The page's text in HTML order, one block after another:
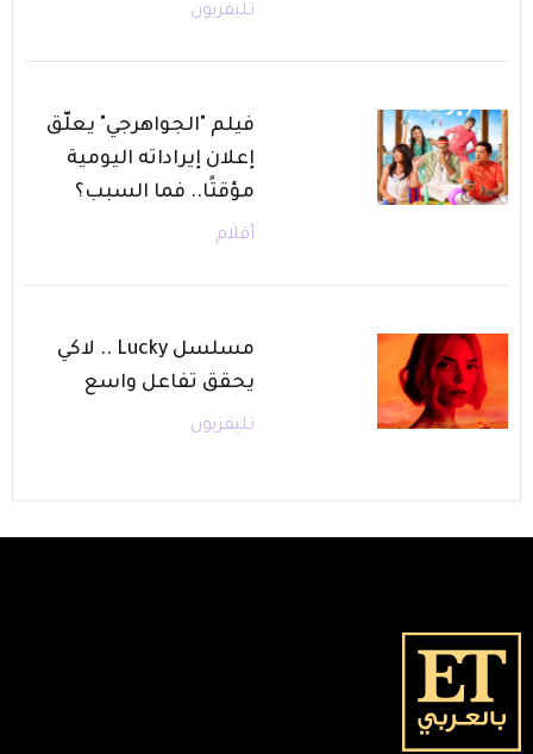
تليفزيون
فيلم "الجواهرجي" يعلّق
إعلان إيراداته اليومية
مؤقتًا.. فما السبب؟
أفلام
مسلسل Lucky .. لاكي
يحقق تفاعل واسع
تليفزيون